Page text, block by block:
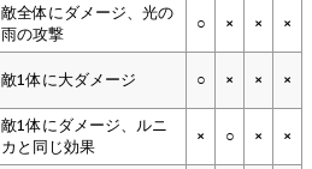
敵全体にダメージ、光の
雨の攻撃
○ × × ×
敵1体に大ダメージ ○ × × ×
敵1体にダメージ、ルニ
カと同じ効果
× ○ × ×